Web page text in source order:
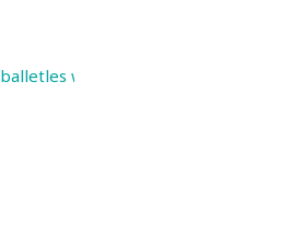
wil...